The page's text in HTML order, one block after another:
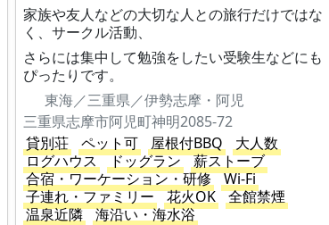
家族や友人などの大切な人との旅行だけではな
く、サークル活動、
さらには集中して勉強をしたい受験生などにも
ぴったりです。
東海／三重県／伊勢志摩・阿児
三重県志摩市阿児町神明2085-72
貸別荘
ペット可 屋根付BBQ
大人数
ログハウス
ドッグラン
薪ストーブ
合宿・ワーケーション・研修
Wi-Fi
子連れ・ファミリー
花火OK
全館禁煙
温泉近隣
海沿い・海水浴